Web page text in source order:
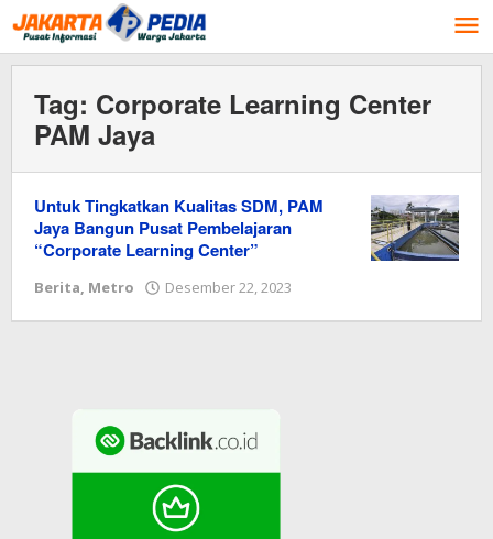
Lewati
ke
konten
Tag: Corporate Learning Center
PAM Jaya
Untuk Tingkatkan Kualitas SDM, PAM
Jaya Bangun Pusat Pembelajaran
“Corporate Learning Center”
Berita, Metro Desember 22, 2023